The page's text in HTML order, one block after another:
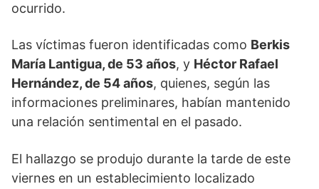
ocurrido.
Las víctimas fueron identificadas como Berkis
María Lantigua, de 53 años, y Héctor Rafael
Hernández, de 54 años, quienes, según las
informaciones preliminares, habían mantenido
una relación sentimental en el pasado.
El hallazgo se produjo durante la tarde de este
viernes en un establecimiento localizado